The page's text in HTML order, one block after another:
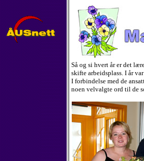
Så og si hvert år er det
skifte arbeidsplass. I år
I forbindelse med de
noen velvalgte ord til de